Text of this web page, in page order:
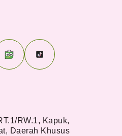
RW.1, Kapuk,
Daerah Khusus